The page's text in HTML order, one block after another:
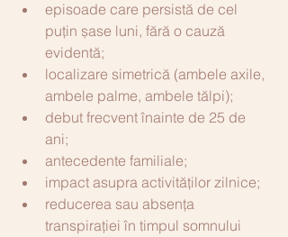
episoade care persistă de cel
puțin șase luni, fără o cauză
evidentă;
localizare simetrică (ambele axile,
ambele palme, ambele tălpi);
debut frecvent înainte de 25 de
ani;
antecedente familiale;
impact asupra activităților zilnice;
reducerea sau absența
transpirației în timpul somnului